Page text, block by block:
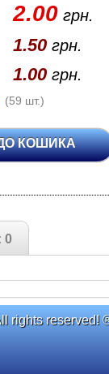
2.00грн.
1.50грн.
1.00грн.
(59 шт.)
КОШИКА
0
rights reserved!